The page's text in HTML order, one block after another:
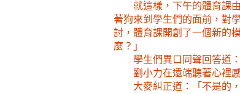
就這樣，下午的體育課
著狗來到學生們的面前，對
討，體育課開創了一個新的
麼？」
學生們異口同聲回答道
劉小力在遠端聽著心裡
大麥糾正道：「不是的